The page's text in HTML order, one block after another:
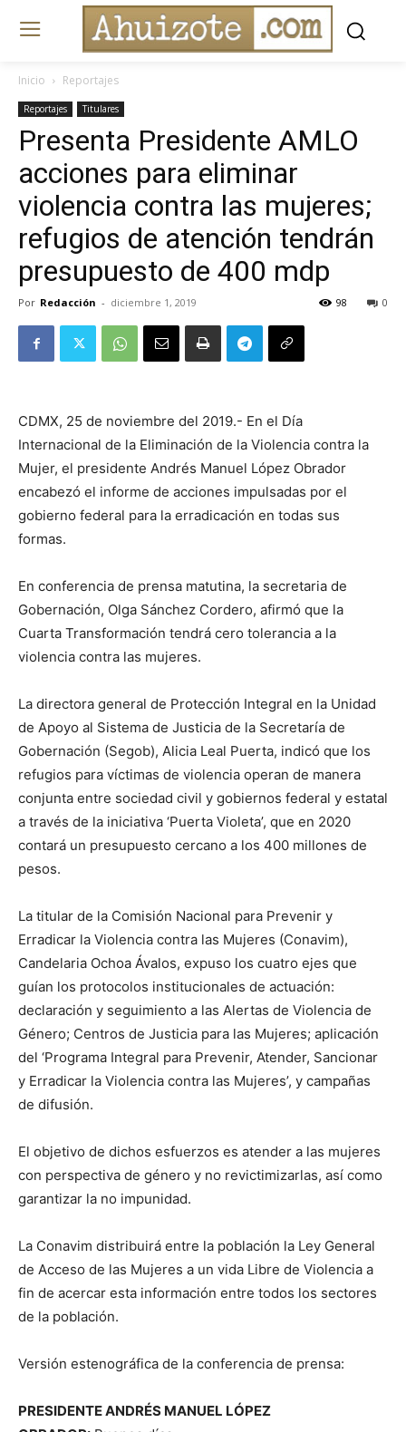
Inicio Reportajes
Reportajes Titulares
Presenta Presidente AMLO
acciones para eliminar
violencia contra las mujeres;
refugios de atención tendrán
presupuesto de 400 mdp
Por Redacción - diciembre 1, 2019 0
98
CDMX, 25 de noviembre del 2019.- En el Día
Internacional de la Eliminación de la Violencia contra la
Mujer, el presidente Andrés Manuel López Obrador
encabezó el informe de acciones impulsadas por el
gobierno federal para la erradicación en todas sus
formas.
En conferencia de prensa matutina, la secretaria de
Gobernación, Olga Sánchez Cordero, afirmó que la
Cuarta Transformación tendrá cero tolerancia a la
violencia contra las mujeres.
La directora general de Protección Integral en la Unidad
de Apoyo al Sistema de Justicia de la Secretaría de
Gobernación (Segob), Alicia Leal Puerta, indicó que los
refugios para víctimas de violencia operan de manera
conjunta entre sociedad civil y gobiernos federal y estatal
a través de la iniciativa ‘Puerta Violeta’, que en 2020
contará un presupuesto cercano a los 400 millones de
pesos.
La titular de la Comisión Nacional para Prevenir y
Erradicar la Violencia contra las Mujeres (Conavim),
Candelaria Ochoa Ávalos, expuso los cuatro ejes que
guían los protocolos institucionales de actuación:
declaración y seguimiento a las Alertas de Violencia de
Género; Centros de Justicia para las Mujeres; aplicación
del ‘Programa Integral para Prevenir, Atender, Sancionar
y Erradicar la Violencia contra las Mujeres’, y campañas
de difusión.
El objetivo de dichos esfuerzos es atender a las mujeres
con perspectiva de género y no revictimizarlas, así como
garantizar la no impunidad.
La Conavim distribuirá entre la población la Ley General
de Acceso de las Mujeres a un vida Libre de Violencia a
fin de acercar esta información entre todos los sectores
de la población.
Versión estenográfica de la conferencia de prensa:
PRESIDENTE ANDRÉS MANUEL LÓPEZ